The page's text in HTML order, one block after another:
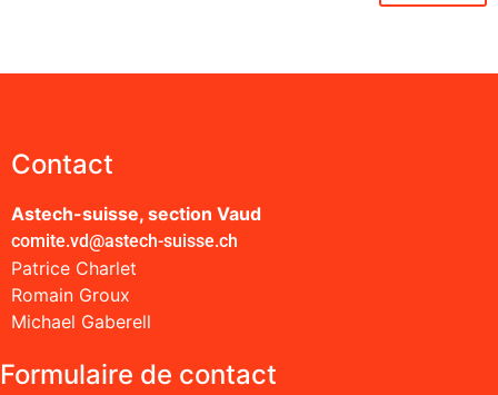
Contact
Astech-suisse, section Vaud
comite.vd@astech-suisse.ch
Patrice Charlet
Romain Groux
Michael Gaberell
Formulaire de contact